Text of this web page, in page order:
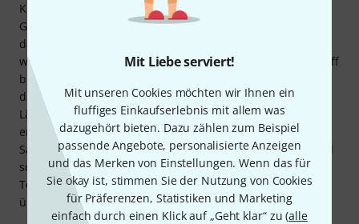
Mit Liebe serviert!
Mit unseren Cookies möchten wir Ihnen ein
fluffiges Einkaufserlebnis mit allem was
dazugehört bieten. Dazu zählen zum Beispiel
passende Angebote, personalisierte Anzeigen
und das Merken von Einstellungen. Wenn das für
Sie okay ist, stimmen Sie der Nutzung von Cookies
für Präferenzen, Statistiken und Marketing
einfach durch einen Klick auf „Geht klar“ zu (alle
Klappe dient in erster Linie dazu, als Alternative zum
Grundgriff das hohe Fis einfacher erreichen, aber auch
dafür, auf dem Saxophon höhere Töne zu erzeugen. Dabei
wird die Betätigung der hohen Fis-Klappe oft als Sondergriff
bezeichnet, Darüber hinaus ist die Klappe vorteilhaft für
das Spielen von Trillern und schnellen chromatischen
Läufen, zumal sie eine flüssige Bewegung der Hand
ermöglicht. Alternativen, mit denen man den Ton aus dem
Saxophon locken kann, sind fast immer unkomfortabel und
schwieriger zu spielen, zumal es in der Regel der oberste
Ton ohne Hilfsgriffe ist. Die hoch Fis-Klappe wird
überwiegend für klassisches Saxophon benötigt.